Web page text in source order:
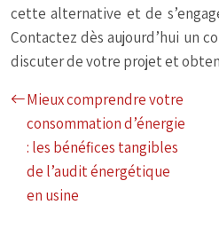
cette alternative et de
Contactez dès aujourd’hui un
discuter de votre projet et
Mieux comprendre votre
consommation d’énergie
: les bénéfices tangibles
de l’audit énergétique
en usine